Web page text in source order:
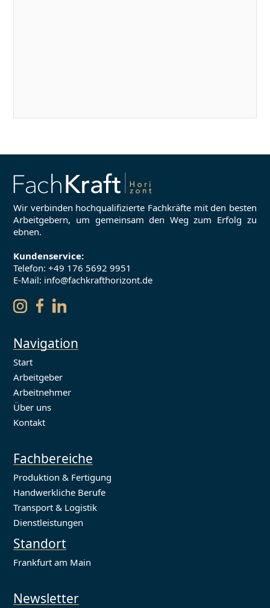
Wir verbinden hochqualifizierte Fachkräfte mit den besten
Arbeitgebern, um gemeinsam den Weg zum Erfolg zu
ebnen.
Kundenservice:
Telefon:+49 176 5692 9951
E-Mail: info@fachkrafthorizont.de
Navigation
Start
Arbeitgeber
Arbeitnehmer
Über uns
Kontakt
Fachbereiche
Produktion & Fertigung
Handwerkliche Berufe
Transport & Logistik
Dienstleistungen
Standort
Frankfurt am Main
Newsletter